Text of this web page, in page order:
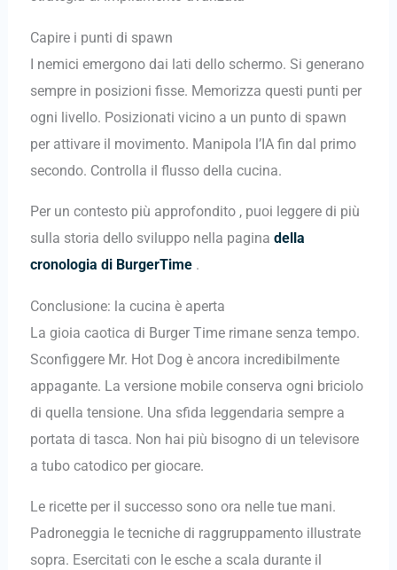
Capire i punti di spawn
I nemici emergono dai lati dello schermo. Si generano
sempre in posizioni fisse. Memorizza questi punti per
ogni livello. Posizionati vicino a un punto di spawn
per attivare il movimento. Manipola l’IA fin dal primo
secondo. Controlla il flusso della cucina.
Per un contesto più approfondito , puoi leggere di più
sulla storia dello sviluppo nella pagina della
cronologia di BurgerTime.
Conclusione: la cucina è aperta
La gioia caotica di Burger Time rimane senza tempo.
Sconfiggere Mr. Hot Dog è ancora incredibilmente
appagante. La versione mobile conserva ogni briciolo
di quella tensione. Una sfida leggendaria sempre a
portata di tasca. Non hai più bisogno di un televisore
a tubo catodico per giocare.
Le ricette per il successo sono ora nelle tue mani.
Padroneggia le tecniche di raggruppamento illustrate
sopra. Esercitati con le esche a scala durante il